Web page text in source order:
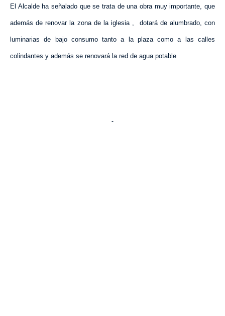
El Alcalde ha señalado que se trata de una obra muy importante, que
además de renovar la zona de la iglesia , dotará de alumbrado, con
luminarias de bajo consumo tanto a la plaza como a las calles
colindantes y además se renovará la red de agua potable